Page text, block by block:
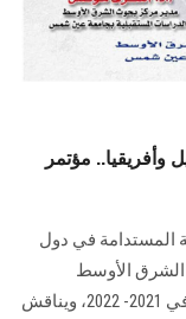
مؤتمر
المستدامة في دول
الشرق الأوسط
والدراسات المستقبلية في إطار الموسم الثقافي 2021- 2022، ويناقش